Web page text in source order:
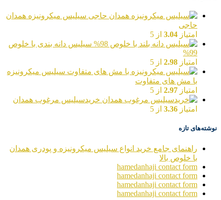
سیلیس میکرونیزه همدان
حاجی
امتیاز 3.04 از 5
سیلیس دانه بندی با خلوص
99%
امتیاز 2.98 از 5
سیلیس میکرونیزه
با مش های متفاوت
امتیاز 2.97 از 5
خریدسیلیس مرغوب همدان
امتیاز 3.36 از 5
نوشته‌های تازه
راهنمای جامع خرید انواع سیلیس میکرونیزه و پودری همدان
با خلوص بالا
hamedanhaji contact form
hamedanhaji contact form
hamedanhaji contact form
hamedanhaji contact form